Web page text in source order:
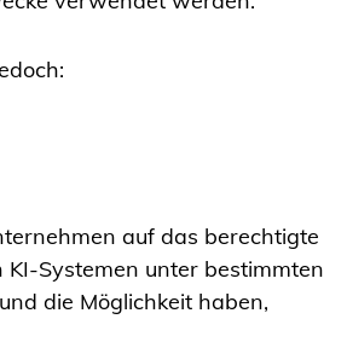
auf das berechtigte
Systemen unter bestimmten
die Möglichkeit haben,